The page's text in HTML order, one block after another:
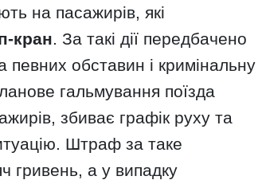
на пасажирів, які
кран. За такі дії передбачено
певних обставин і кримінальну
гальмування поїзда
збиває графік руху та
Штраф за таке
гривень, а у випадку